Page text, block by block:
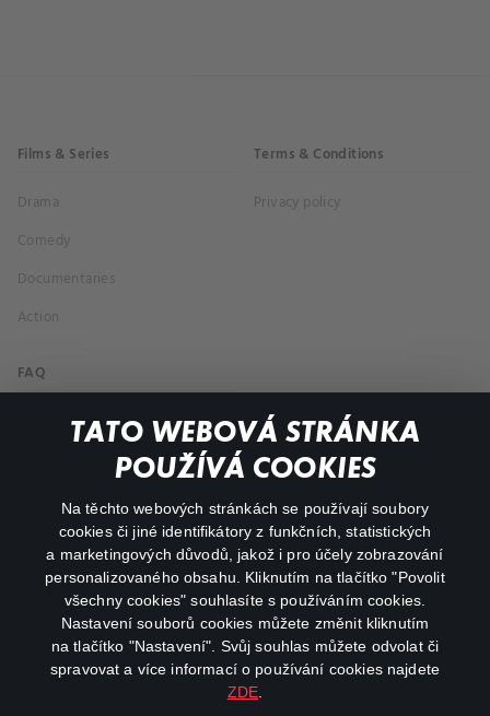
TATO WEBOVÁ STRÁNKA
POUŽÍVÁ COOKIES
Na těchto webových stránkách se používají soubory
cookies či jiné identifikátory z funkčních, statistických
a marketingových důvodů, jakož i pro účely zobrazování
personalizovaného obsahu. Kliknutím na tlačítko "Povolit
všechny cookies" souhlasíte s používáním cookies.
Nastavení souborů cookies můžete změnit kliknutím
na tlačítko "Nastavení". Svůj souhlas můžete odvolat či
spravovat a více informací o používání cookies najdete
ZDE
Films & Series
Drama
Comedy
Documentaries
Action
Terms & Conditions
Privacy policy
FAQ
My profile
facebookinstagram
youtube